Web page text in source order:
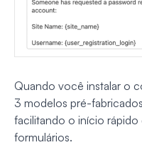
Quando você instalar o
3 modelos pré-
facilitando o início
formulários.